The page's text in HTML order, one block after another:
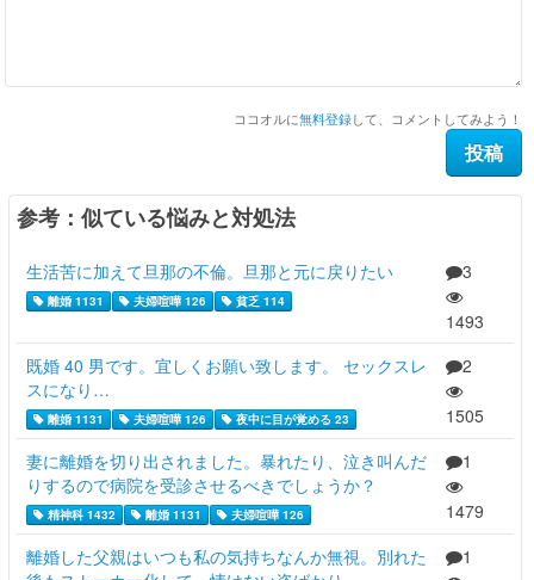
ココオルに無料登録して、コメントしてみよう！
参考：似ている悩みと対処法
生活苦に加えて旦那の不倫。旦那と元に戻りたい
離婚 1131 夫婦喧嘩 126 貧乏 114
3
1493
既婚 40 男です。宜しくお願い致します。 セックスレ
スになり…
離婚 1131 夫婦喧嘩 126 夜中に目が覚める 23
2
1505
妻に離婚を切り出されました。暴れたり、泣き叫んだ
りするので病院を受診させるべきでしょうか？
精神科 1432 離婚 1131 夫婦喧嘩 126
1
1479
離婚した父親はいつも私の気持ちなんか無視。別れた
1